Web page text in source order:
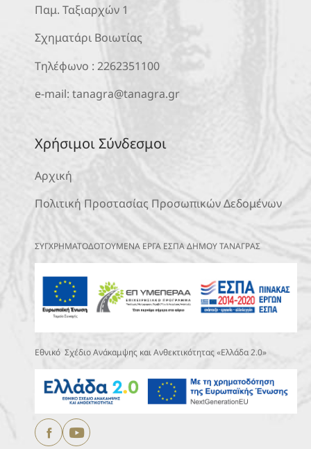
Παμ. Ταξιαρχών 1
Σχηματάρι Βοιωτίας
Τηλέφωνο : 2262351100
e-mail: tanagra@tanagra.gr
Χρήσιμοι Σύνδεσμοι
Αρχική
Πολιτική Προστασίας Προσωπικών Δεδομένων
ΣΥΓΧΡΗΜΑΤΟΔΟΤΟΥΜΕΝΑ ΕΡΓΑ ΕΣΠΑ ΔΗΜΟΥ ΤΑΝΑΓΡΑΣ
Εθνικό Σχέδιο Ανάκαμψης και Ανθεκτικότητας «Ελλάδα 2.0»